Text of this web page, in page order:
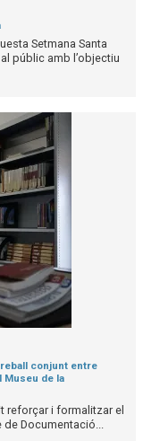
Setmana Santa
públic amb l’objectiu
conjunt entre
Museu de la
reforçar i formalitzar el
Documentació...